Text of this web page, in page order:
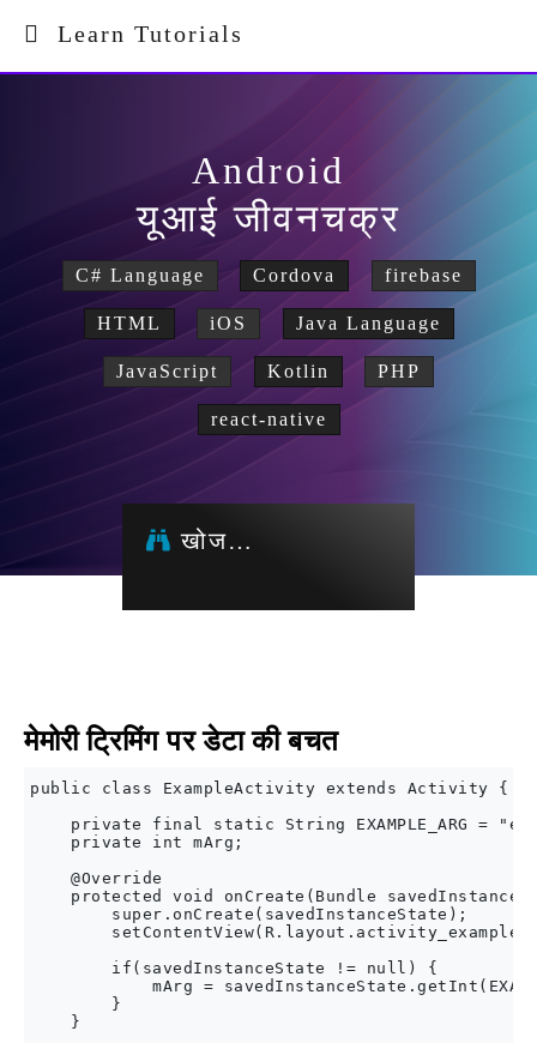
Learn Tutorials
Android
यूआई जीवनचक्र
C# Language Cordova firebase
HTML iOS Java Language
JavaScript Kotlin PHP
react-native
खोज…
मेमोरी ट्रिमिंग पर डेटा की बचत
public class ExampleActivity extends Activity {
private final static String EXAMPLE_ARG =
    private int mArg;
    @Override
protected void onCreate(Bundle
        super.onCreate(savedInstanceState);
        if(savedInstanceState != null) {
mArg =
        }
    }